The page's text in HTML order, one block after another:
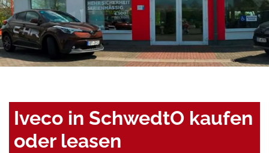
Iveco in SchwedtO kaufen
oder leasen